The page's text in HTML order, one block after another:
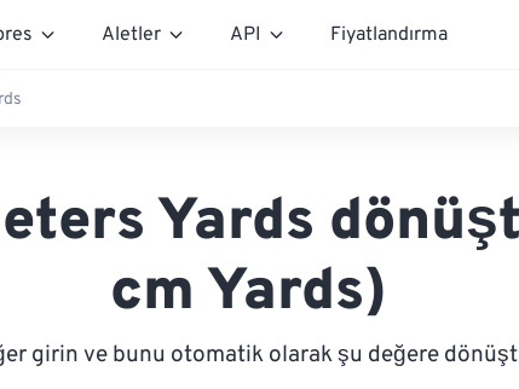
Aletler API Fiyatlandırma
Yards
cm Yards)
girin ve bunu otomatik olarak şu değere